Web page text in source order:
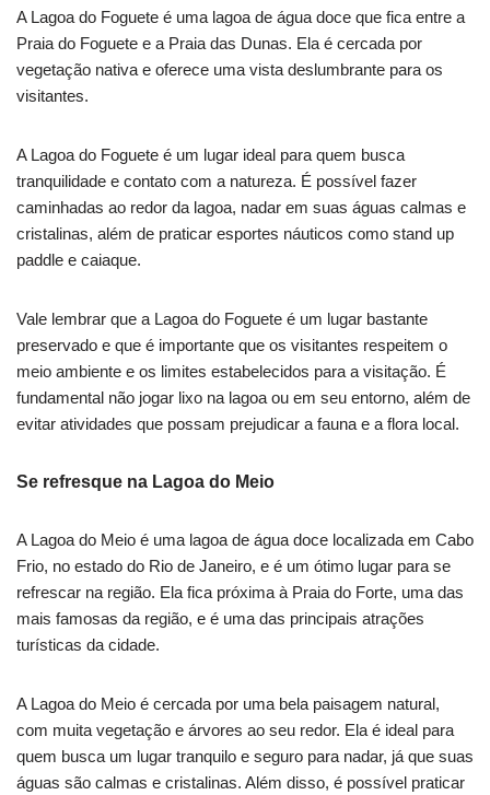
A Lagoa do Foguete é uma lagoa de água doce que fica entre a
Praia do Foguete e a Praia das Dunas. Ela é cercada por
vegetação nativa e oferece uma vista deslumbrante para os
visitantes.
A Lagoa do Foguete é um lugar ideal para quem busca
tranquilidade e contato com a natureza. É possível fazer
caminhadas ao redor da lagoa, nadar em suas águas calmas e
cristalinas, além de praticar esportes náuticos como stand up
paddle e caiaque.
Vale lembrar que a Lagoa do Foguete é um lugar bastante
preservado e que é importante que os visitantes respeitem o
meio ambiente e os limites estabelecidos para a visitação. É
fundamental não jogar lixo na lagoa ou em seu entorno, além de
evitar atividades que possam prejudicar a fauna e a flora local.
Se refresque na Lagoa do Meio
A Lagoa do Meio é uma lagoa de água doce localizada em Cabo
Frio, no estado do Rio de Janeiro, e é um ótimo lugar para se
refrescar na região. Ela fica próxima à Praia do Forte, uma das
mais famosas da região, e é uma das principais atrações
turísticas da cidade.
A Lagoa do Meio é cercada por uma bela paisagem natural,
com muita vegetação e árvores ao seu redor. Ela é ideal para
quem busca um lugar tranquilo e seguro para nadar, já que suas
águas são calmas e cristalinas. Além disso, é possível praticar